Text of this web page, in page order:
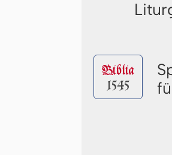
Biblia
1545